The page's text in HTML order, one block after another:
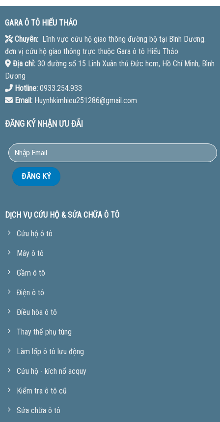
GARA Ô TÔ HIẾU THẢO
Chuyên:Lĩnh vực cứu hộ giao thông đường bộ tại Bình Dương.
đơn vị cứu hộ giao thông trực thuộc Gara ô tô Hiếu Thảo
Địa chỉ:30 đường số 15 Linh Xuân thủ Đức hcm, Hồ Chí Minh, Bình
Dương
Hotline:0933.254.933
Email:Huynhkimhieu251286@gmail.com
ĐĂNG KÝ NHẬN ƯU ĐÃI
DỊCH VỤ CỨU HỘ & SỬA CHỮA Ô TÔ
Cứu hộ ô tô
Máy ô tô
Gầm ô tô
Điện ô tô
Điều hòa ô tô
Thay thế phụ tùng
Làm lốp ô tô lưu động
Cứu hộ - kích nổ acquy
Kiểm tra ô tô cũ
Sửa chữa ô tô